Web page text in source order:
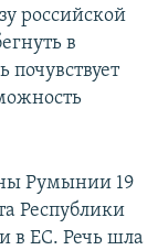
российской
в
Румынии 19
Республики
в ЕС. Речь шла